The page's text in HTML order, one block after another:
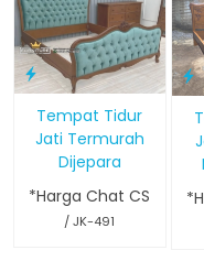
Tempat Tidur
Jati Termurah
Dijepara
*Harga Chat CS
/ JK-491